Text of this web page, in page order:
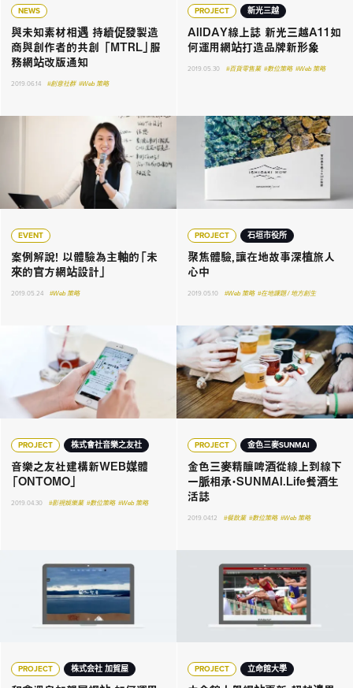
NEWS
與未知素材相遇 持續促發製造
商與創作者的共創 「MTRL」服
務網站改版通知
2019.06.14 #創意社群 #Web 策略
PROJECT 新光三越
AllDAY線上誌 新光三越A11如
何運用網站打造品牌新形象
2019.05.30 #百貨零售業 #數位策略 #Web 策略
EVENT
案例解說！ 以體驗為主軸的「未
來的官方網站設計」
2019.05.24 #Web 策略
PROJECT 石垣市役所
聚焦體驗，讓在地故事深植旅人
心中
2019.05.10 #Web 策略 #在地課題 / 地方創生
PROJECT 株式會社音樂之友社
音樂之友社建構新WEB媒體
「ONTOMO」
2019.04.30 #影視娛樂業 #數位策略 #Web 策略
PROJECT 金色三麥SUNMAI
金色三麥精釀啤酒從線上到線下
一脈相承・SUNMAI.Life餐酒生
活誌
2019.04.12 #餐飲業 #數位策略 #Web 策略
PROJECT 株式会社 加賀屋 PROJECT 立命館大學